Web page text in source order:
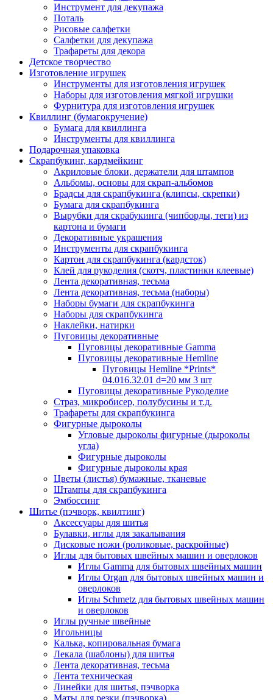
Инструмент для декупажа
Поталь
Рисовые салфетки
Салфетки для декупажа
Трафареты для декора
Детское творчество
Изготовление игрушек
Инструменты для изготовления игрушек
Наборы для изготовления мягкой игрушки
Фурнитура для изготовления игрушек
Квиллинг (бумагокручение)
Бумага для квиллинга
Инструменты для квиллинга
Подарочная упаковка
Скрапбукинг, кардмейкинг
Акриловые блоки, держатели для штампов
Альбомы, основы для скрап-альбомов
Брадсы для скрапбукинга (клипсы, скрепки)
Бумага для скрапбукинга
Вырубки для скрабукинга (чипборды, теги) из
картона и бумаги
Декоративные украшения
Инструменты для скрапбукинга
Картон для скрапбукинга (кардсток)
Клей для рукоделия (скотч, пластинки клеевые)
Лента декоративная, тесьма
Лента декоративная, тесьма (наборы)
Наборы бумаги для скрапбукинга
Наборы для скрапбукинга
Наклейки, натирки
Пуговицы декоративные
Пуговицы декоративные Gamma
Пуговицы декоративные Hemline
Пуговицы Hemline *Prints*
04.016.32.01 d=20 мм 3 шт
Пуговицы декоративные Рукоделие
Страз, микробисер, полубусины и т.д.
Трафареты для скрапбукинга
Фигурные дыроколы
Угловые дыроколы фигурные (дыроколы
угла)
Фигурные дыроколы
Фигурные дыроколы края
Цветы (листья) бумажные, тканевые
Штампы для скрапбукинга
Эмбоссинг
Шитье (пэчворк, квилтинг)
Аксессуары для шитья
Булавки, иглы для закалывания
Дисковые ножи (роликовые, раскройные)
Иглы для бытовых швейных машин и оверлоков
Иглы Gamma для бытовых швейных машин
Иглы Organ для бытовых швейных машин и
оверлоков
Иглы Schmetz для бытовых швейных машин
и оверлоков
Иглы ручные швейные
Игольницы
Калька, копировальная бумага
Лекала (шаблоны) для шитья
Лента декоративная, тесьма
Лента техническая
Линейки для шитья, пэчворка
Маты для резки (пэчворка)